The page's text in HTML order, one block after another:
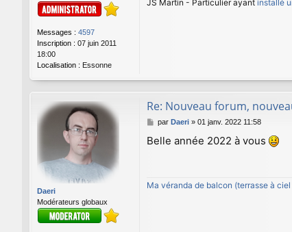
Messages : 4597
Inscription : 07 juin 2011
18:00
Localisation : Essonne
JS Martin - Particulier ayant installé
Daeri
Modérateurs globaux
Re: Nouveau forum,
M
s
e
par Daeri» 01 janv. 2022 11:58
Belle année 2022 à vous
Ma véranda de balcon (terrasse à